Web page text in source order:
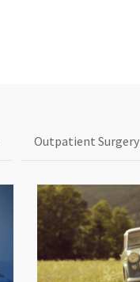
Outpatient Surgery